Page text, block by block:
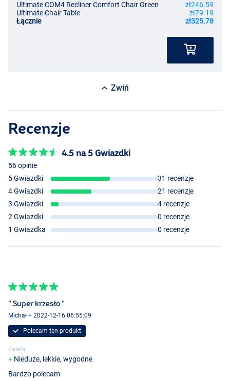
Ultimate COM4 Recliner Comfort Chair Green
zł246.59
Ultimate Chair Table
zł79.19
Łącznie
zł325.78
Zwiń
Recenzje
4.5 na 5 Gwiazdki
56 opinie
5 Gwiazdki
31 recenzje
4 Gwiazdki
21 recenzje
3 Gwiazdki
4 recenzje
2 Gwiazdki
0 recenzje
1 Gwiazdka
0 recenzje
" Super krzesło "
Michał + 2022-12-16 06:55:09
Polecam ten produkt
Zaleta
Nieduże, lekkie, wygodne
Bardzo polecam